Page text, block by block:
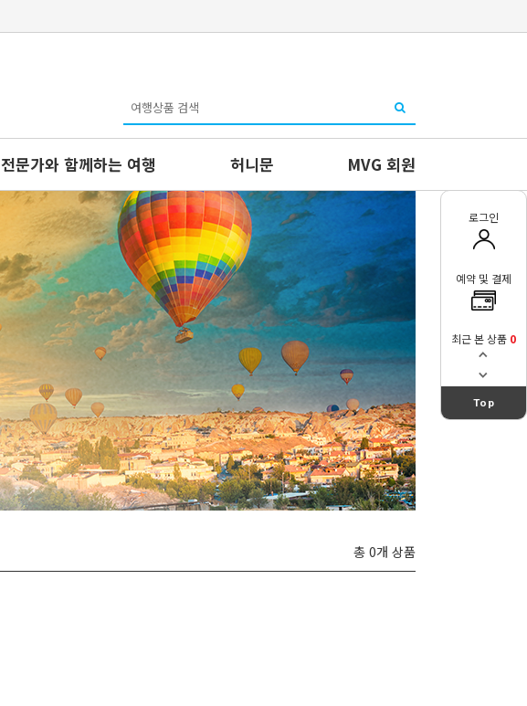
전문가와 함께하는 여행 허니문 MVG 회원
총 0개 상품
로그인
예약 및 결제
최근 본 상품 0
Top